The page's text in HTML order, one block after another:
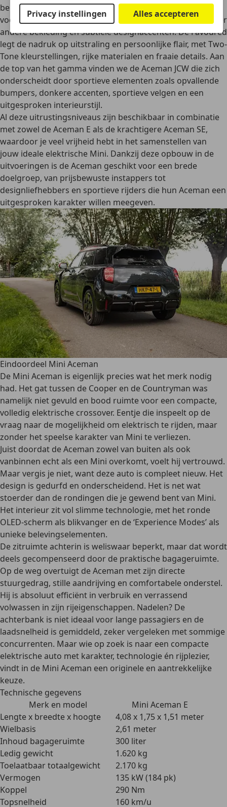
Privacy instellingen Alles accepteren
belangrijkste comfort- en veiligheidssystemen. De Classic
voegt hier extra luxe en stijlkenmerken aan toe, waaronder
andere bekleding en subtiele designaccenten. De Favoured
legt de nadruk op uitstraling en persoonlijke flair, met Two-
Tone kleurstellingen, rijke materialen en fraaie details. Aan
de top van het gamma vinden we de Aceman JCW die zich
onderscheidt door sportieve elementen zoals opvallende
bumpers, donkere accenten, sportieve velgen en een
uitgesproken interieurstijl.
Al deze uitrustingsniveaus zijn beschikbaar in combinatie
met zowel de Aceman E als de krachtigere Aceman SE,
waardoor je veel vrijheid hebt in het samenstellen van
jouw ideale elektrische Mini. Dankzij deze opbouw in de
uitvoeringen is de Aceman geschikt voor een brede
doelgroep, van prijsbewuste instappers tot
designliefhebbers en sportieve rijders die hun Aceman een
uitgesproken karakter willen meegeven.
Eindoordeel Mini Aceman
De Mini Aceman is eigenlijk precies wat het merk nodig
had. Het gat tussen de Cooper en de Countryman was
namelijk niet gevuld en bood ruimte voor een compacte,
volledig elektrische crossover. Eentje die inspeelt op de
vraag naar de mogelijkheid om elektrisch te rijden, maar
zonder het speelse karakter van Mini te verliezen.
Juist doordat de Aceman zowel van buiten als ook
vanbinnen echt als een Mini overkomt, voelt hij vertrouwd.
Maar vergis je niet, want deze auto is compleet nieuw. Het
design is gedurfd en onderscheidend. Het is net wat
stoerder dan de rondingen die je gewend bent van Mini.
Het interieur zit vol slimme technologie, met het ronde
OLED-scherm als blikvanger en de ‘Experience Modes’ als
unieke belevingselementen.
De zitruimte achterin is weliswaar beperkt, maar dat wordt
deels gecompenseerd door de praktische bagageruimte.
Op de weg overtuigt de Aceman met zijn directe
stuurgedrag, stille aandrijving en comfortabele onderstel.
Hij is absoluut efficiënt in verbruik en verrassend
volwassen in zijn rijeigenschappen. Nadelen? De
achterbank is niet ideaal voor lange passagiers en de
laadsnelheid is gemiddeld, zeker vergeleken met sommige
concurrenten. Maar wie op zoek is naar een compacte
elektrische auto met karakter, technologie én rijplezier,
vindt in de Mini Aceman een originele en aantrekkelijke
keuze.
Technische gegevens
Merk en model
Mini Aceman E
Lengte x breedte x hoogte
4,08 x 1,75 x 1,51 meter
Wielbasis
2,61 meter
Inhoud bagageruimte
300 liter
Ledig gewicht
1.620 kg
Toelaatbaar totaalgewicht
2.170 kg
Vermogen
135 kW (184 pk)
Koppel
290 Nm
Topsnelheid
160 km/u